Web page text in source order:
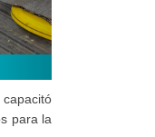
capacitó
para la